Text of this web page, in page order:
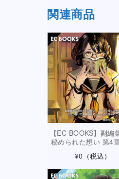
関連商品
【EC BOOKS】副編
秘められた想い 第4
¥0 （税込）